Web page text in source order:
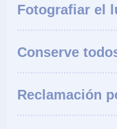
Fotografiar el
Conserve
Reclamación